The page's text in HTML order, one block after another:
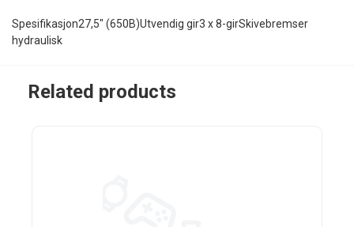
Spesifikasjon27,5" (650B)Utvendig gir3 x 8-girSkivebremser
hydraulisk
Related products